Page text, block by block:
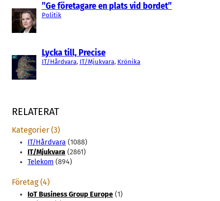
”Ge företagare en plats vid bordet”
Politik
Lycka till, Precise
IT/Hårdvara, IT/Mjukvara, Krönika
RELATERAT
Kategorier (3)
IT/Hårdvara (1088)
IT/Mjukvara (2861)
Telekom (894)
Företag (4)
IoT Business Group Europe (1)